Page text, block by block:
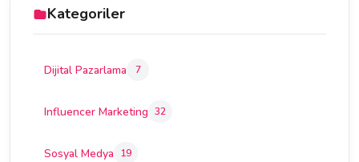
Kategoriler
Dijital Pazarlama 7
Influencer Marketing 32
Sosyal Medya 19